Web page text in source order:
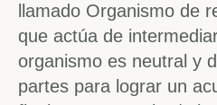
llamado Organismo de
que actúa de
organismo es neutral y
partes para lograr un